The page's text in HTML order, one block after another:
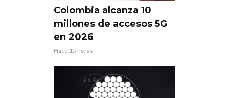
Colombia alcanza 10
millones de accesos 5G
en 2026
Hace 15 horas